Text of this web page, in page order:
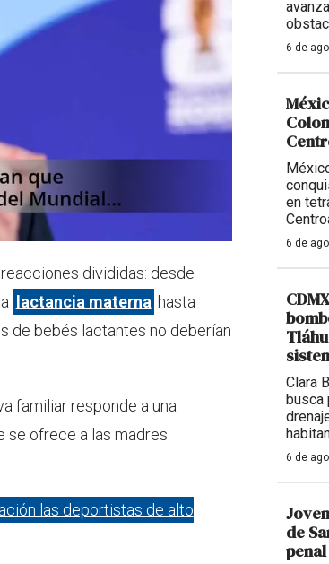
divididas: desde
lactancia materna hasta
de bebés lactantes no deberían
familiar responde a una
se ofrece a las madres
las deportistas de alto
6 de
en
6 de
Clara
busca
6 de
de